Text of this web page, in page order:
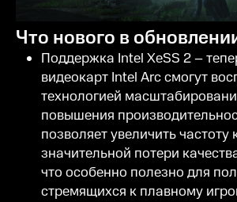
Что нового в
Поддержка Intel XeSS 2 –
видеокарт Intel Arc смогут
технологией
повышения
позволяет увеличить частоту
значительной потери
что особенно полезно для
стремящихся к плавному